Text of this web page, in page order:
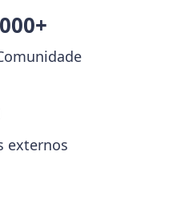
externos